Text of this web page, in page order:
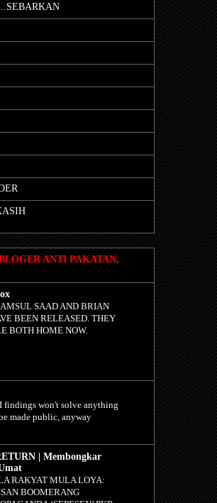
ANTI PAKATAN,
SAAD AND BRIAN
BEEN RELEASED. THEY
BOTH HOME NOW.
findings won't solve anything
made public, anyway
| Membongkar
RAKYAT MULA LOYA:
BOOMERANG